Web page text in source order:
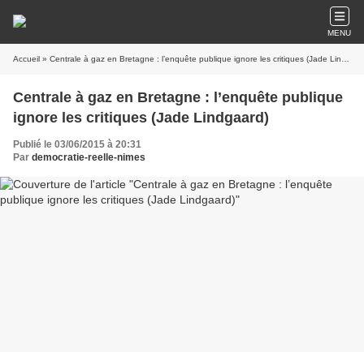
MENU
Accueil » Centrale à gaz en Bretagne : l’enquête publique ignore les critiques (Jade Lindgaard)
Centrale à gaz en Bretagne : l’enquête publique
ignore les critiques (Jade Lindgaard)
Publié le 03/06/2015 à 20:31
Par democratie-reelle-nimes